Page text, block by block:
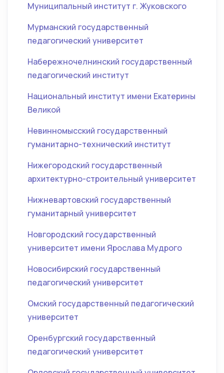
Муниципальный институт г. Жуковского
Мурманский государственный
педагогический университет
Набережночелнинский государственный
педагогический институт
Национальный институт имени Екатерины
Великой
Невинномысский государственный
гуманитарно-технический институт
Нижегородский государственный
архитектурно-строительный университет
Нижневартовский государственный
гуманитарный университет
Новгородский государственный
университет имени Ярослава Мудрого
Новосибирский государственный
педагогический университет
Омский государственный педагогический
университет
Оренбургский государственный
педагогический университет